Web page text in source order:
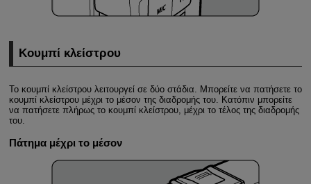
Κουμπί κλείστρου
Το κουμπί κλείστρου λειτουργεί σε δύο στάδια. Μπορείτε να πατήσετε το
κουμπί κλείστρου μέχρι το μέσον της διαδρομής του. Κατόπιν μπορείτε
να πατήσετε πλήρως το κουμπί κλείστρου, μέχρι το τέλος της διαδρομής
του.
Πάτημα μέχρι το μέσον